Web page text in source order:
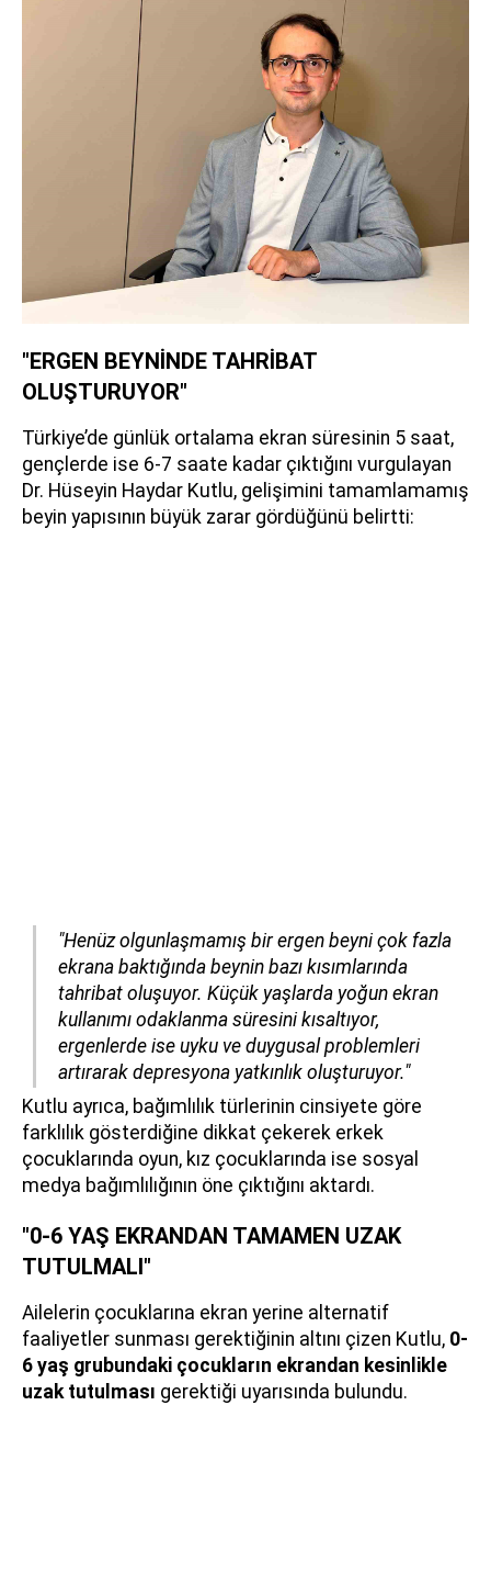
"ERGEN BEYNİNDE TAHRİBAT
OLUŞTURUYOR"
Türkiye’de günlük ortalama ekran süresinin 5 saat,
gençlerde ise 6-7 saate kadar çıktığını vurgulayan
Dr. Hüseyin Haydar Kutlu, gelişimini tamamlamamış
beyin yapısının büyük zarar gördüğünü belirtti:
"Henüz olgunlaşmamış bir ergen beyni çok fazla
ekrana baktığında beynin bazı kısımlarında
tahribat oluşuyor. Küçük yaşlarda yoğun ekran
kullanımı odaklanma süresini kısaltıyor,
ergenlerde ise uyku ve duygusal problemleri
artırarak depresyona yatkınlık oluşturuyor."
Kutlu ayrıca, bağımlılık türlerinin cinsiyete göre
farklılık gösterdiğine dikkat çekerek erkek
çocuklarında oyun, kız çocuklarında ise sosyal
medya bağımlılığının öne çıktığını aktardı.
"0-6 YAŞ EKRANDAN TAMAMEN UZAK
TUTULMALI"
Ailelerin çocuklarına ekran yerine alternatif
faaliyetler sunması gerektiğinin altını çizen Kutlu, 0-
6 yaş grubundaki çocukların ekrandan kesinlikle
uzak tutulması gerektiği uyarısında bulundu.